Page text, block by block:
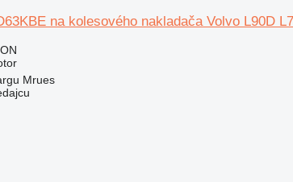
na kolesového nakladača Volvo L90D
Mrues